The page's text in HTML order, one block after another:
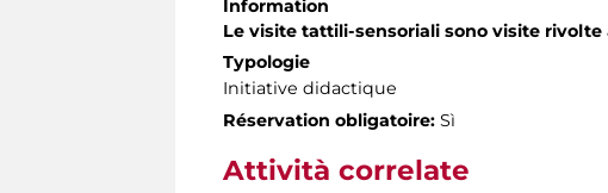
Information
Le visite tattili-sensoriali sono visite
Typologie
Initiative didactique
Réservation obligatoire: Sì
Attività correlate